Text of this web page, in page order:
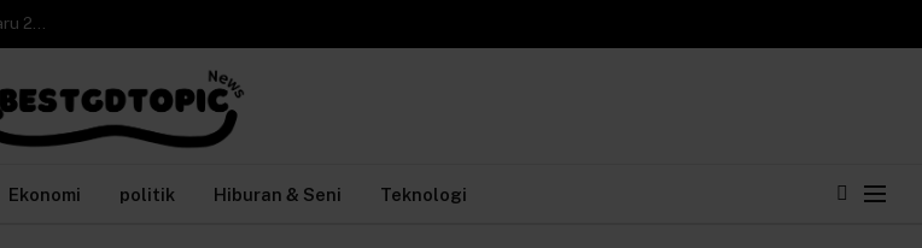
Cara Video Call WhatsApp Web di Laptop tanpa Aplikasi Desktop Terbaru 2026
Ekonomi politik Hiburan & Seni Teknologi